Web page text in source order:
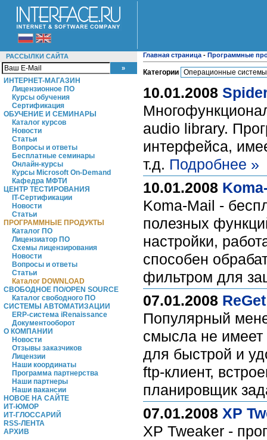
РАССЫЛКИ САЙТА
ИНТЕРНЕТ-МАГАЗИН
Лицензионное ПО
Курсы обучения
Сертификация
ОБУЧЕНИЕ И СЕМИНАРЫ
Каталог курсов
Новости
Статьи
Вопросы и ответы
Бесплатные семинары
Онлайн-курсы
Курсы Microsoft On-Demand
Кафедра МФТИ
ЦЕНТР ТЕСТИРОВАНИЯ
IT-Сертификации
Новости
Статьи
ПРОГРАММНЫЕ ПРОДУКТЫ
Каталог ПО
Лицензиатор ПО
Схемы лицензирования
Новости
Вопросы и ответы
Статьи
Каталог DOWNLOAD
СВОБОДНОЕ ПО/OPEN SOURCE
Каталог свободного ПО
СИСТЕМЫ АВТОМАТИЗАЦИИ
ERP-система iRenaissance
Документооборот
О КОМПАНИИ
Новости
Отзывы заказчиков
Лицензии
Наши координаты
Программа партнерства
Наши партнеры
Наши вакансии
НОВОЕ НА САЙТЕ
ИТ-ЮМОР
ИТ-ГЛОССАРИЙ
RSS-ЛЕНТА
АРХИВ
Главная страница - Программные
Категории
10.01.2008
audio library.
интерфейса,
т.д. Подробнее »
10.01.2008
Koma-Mail -
полезных
настройки,
способен
фильтром для
07.01.2008
Популярный
смысла не имеет
для быстрой и
ftp-клиент,
планировщик
07.01.2008 XP
XP Tweaker -